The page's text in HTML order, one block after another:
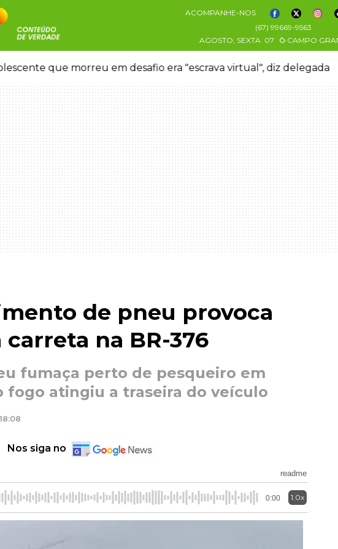
ACOMPANHE-NOS
(67) 99669-9563
AGOSTO, SEXTA 07 CAMPO
que morreu em desafio era "escrava virtual", diz delegada
de pneu provoca
na BR-376
fumaça perto de pesqueiro em
fogo atingiu a traseira do veículo
Nos siga no
readme
0:00 1.0x